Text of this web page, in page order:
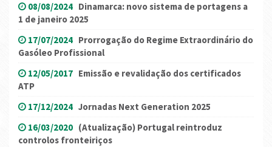
08/08/2024 Dinamarca: novo sistema de portagens a
1 de janeiro 2025
17/07/2024 Prorrogação do Regime Extraordinário do
Gasóleo Profissional
12/05/2017 Emissão e revalidação dos certificados
ATP
17/12/2024 Jornadas Next Generation 2025
16/03/2020 (Atualização) Portugal reintroduz
controlos fronteiriços